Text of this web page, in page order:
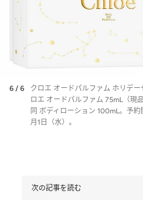
6 / 6
クロエ オードパルファム ホリデ
ロエ オードパルファム 75mL（現
同 ボディローション 100mL。予
月1日（水）。
次の記事を読む